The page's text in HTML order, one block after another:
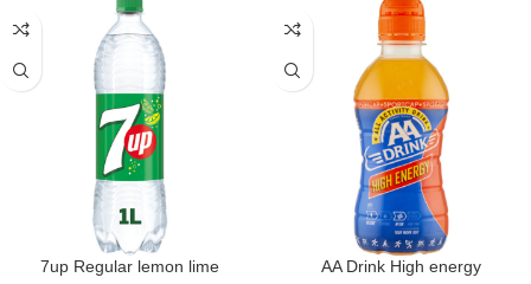
7up Regular lemon lime AA Drink High energy